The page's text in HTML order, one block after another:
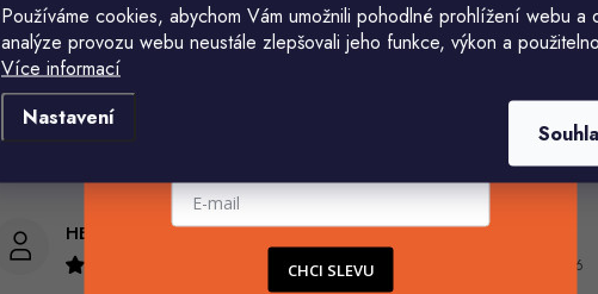
Používáme cookies, abychom Vám umožnili pohodlné prohlížení webu a
analýze provozu webu neustále zlepšovali jeho funkce, výkon a
Více informací
Nastavení
HELENA MINAŘÍKOVÁ Ivana Mimrackova
4.8.2026
CHCI SLEVU